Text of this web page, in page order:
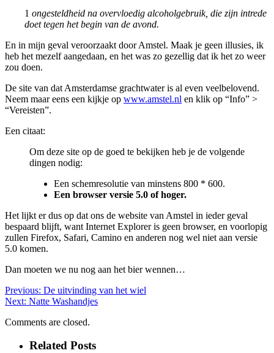
1 ongesteldheid na overvloedig alcoholgebruik, die zijn intrede
doet tegen het begin van de avond.
En in mijn geval veroorzaakt door Amstel. Maak je geen illusies, ik
heb het mezelf aangedaan, en het was zo gezellig dat ik het zo weer
zou doen.
De site van dat Amsterdamse grachtwater is al even veelbelovend.
Neem maar eens een kijkje op www.amstel.nl en klik op “Info” >
“Vereisten”.
Een citaat:
Om deze site op de goed te bekijken heb je de volgende
dingen nodig:
Een schemresolutie van minstens 800 * 600.
Een browser versie 5.0 of hoger.
Het lijkt er dus op dat ons de website van Amstel in ieder geval
bespaard blijft, want Internet Explorer is geen browser, en voorlopig
zullen Firefox, Safari, Camino en anderen nog wel niet aan versie
5.0 komen.
Dan moeten we nu nog aan het bier wennen…
Previous: De uitvinding van het wiel
Next: Natte Washandjes
Comments are closed.
Related Posts